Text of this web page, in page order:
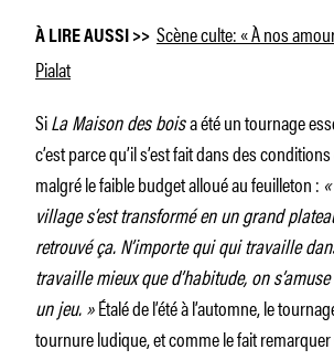
À LIRE AUSSI >> Scène culte: « À nos
Pialat
SiLa Maison des boisa été un tournage
c’est parce qu’il s’est fait dans des
malgré le faible budget alloué au feuilleton :
village s’est transformé en un grand
retrouvé ça. N’importe qui qui travaille
travaille mieux que d’habitude, on
un jeu. »Étalé de l’été à l’automne, le
tournure ludique, et comme le fait remarquer